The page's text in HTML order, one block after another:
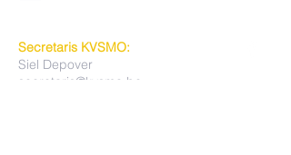
Secretaris KVSMO:
Siel Depover
secretaris@kvsmo.be